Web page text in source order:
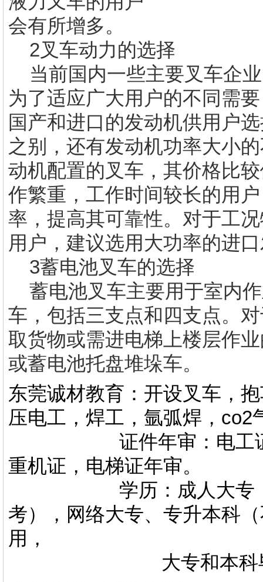
会有所增多。
2叉车动力的选择
当前国内一些主要叉车企
为了适应广大用户的不同需
国产和进口的发动机供用户
之别，还有发动机功率大小
动机配置的叉车，其价格比
作繁重，工作时间较长的用
率，提高其可靠性。对于工
用户，建议选用大功率的进
3蓄电池叉车的选择
蓄电池叉车主要用于室内
车，包括三支点和四支点。
取货物或需进电梯上楼层作
或蓄电池托盘堆垛车。
东莞诚材教育：开设叉车，
压电工，焊工，氩弧焊，co2
证件年审：电工证，
重机证，电梯证年审。
学历：成人大专，专
考），网络大专、专升本科
用，
大专和本科毕业证